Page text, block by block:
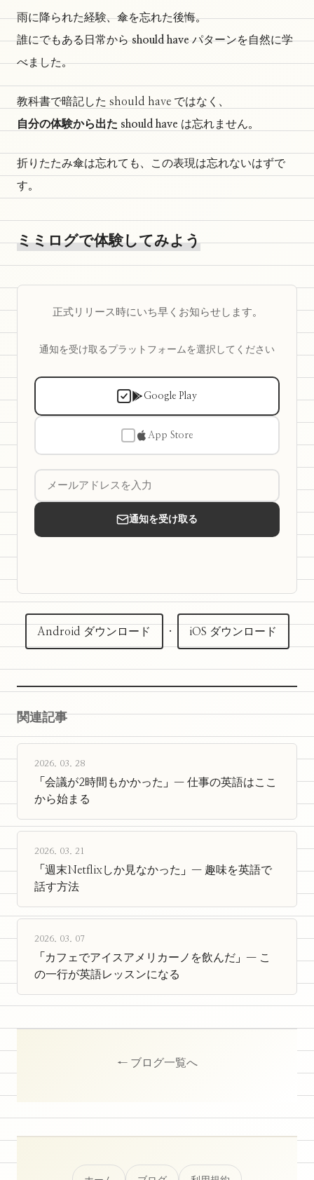
雨に降られた経験、傘を忘れた後悔。
誰にでもある日常からshould haveパターンを自然に学
べました。
教科書で暗記した should have ではなく、
自分の体験から出た should have は忘れません。
折りたたみ傘は忘れても、この表現は忘れないはずで
す。
ミミログで体験してみよう
正式リリース時にいち早くお知らせします。
通知を受け取るプラットフォームを選択してください
Google Play
App Store
通知を受け取る
Android ダウンロード · iOS ダウンロード
関連記事
2026. 03. 28
「会議が2時間もかかった」— 仕事の英語はここ
から始まる
2026. 03. 21
「週末Netflixしか見なかった」— 趣味を英語で
話す方法
2026. 03. 07
「カフェでアイスアメリカーノを飲んだ」— こ
の一行が英語レッスンになる
← ブログ一覧へ